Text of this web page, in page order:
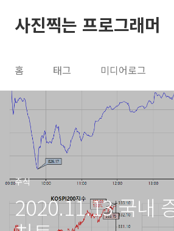
사진찍는 프로그래머
홈 태그 미디어로그
주식
2020.11.13 국내